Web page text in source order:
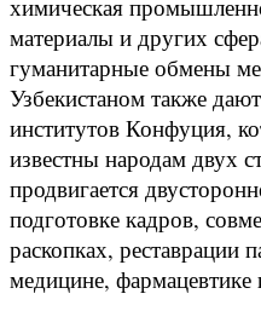
химическая
материалы и других
гуманитарные обмены
Узбекистаном также
институтов Конфуция,
известны народам двух
продвигается
подготовке кадров,
раскопках, реставрации
медицине, фармацевтике